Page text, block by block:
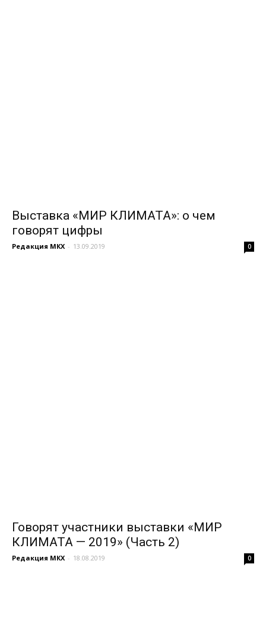
Выставка «МИР КЛИМАТА»: о чем
говорят цифры
Редакция МКХ - 13.09.2019 0
Говорят участники выставки «МИР
КЛИМАТА — 2019» (Часть 2)
Редакция МКХ - 18.08.2019 0